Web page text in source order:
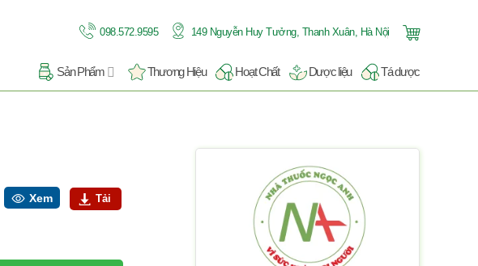
098.572.9595 149 Nguyễn Huy Tưởng, Thanh Xuân, Hà Nội
Sản Phẩm Thương Hiệu Hoạt Chất Dược liệu Tá dược
Xem Tải